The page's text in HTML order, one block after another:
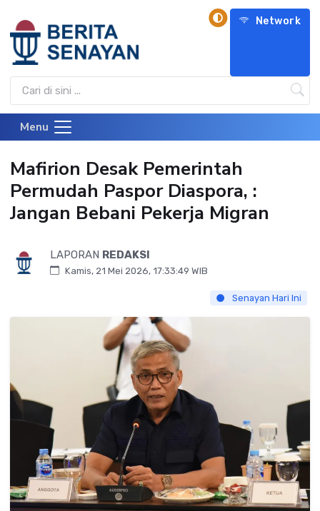
Network
Menu
Mafirion Desak Pemerintah
Permudah Paspor Diaspora, :
Jangan Bebani Pekerja Migran
LAPORAN REDAKSI
Kamis, 21 Mei 2026, 17:33:49 WIB
Senayan Hari Ini